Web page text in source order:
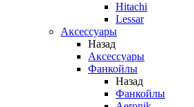
Hitachi
Lessar
Аксессуары
Назад
Аксессуары
Фанкойлы
Назад
Фанкойлы